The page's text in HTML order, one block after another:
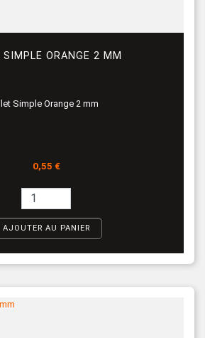
SIMPLE ORANGE 2 MM
Simple Orange 2 mm
Prix
0,55 €
AJOUTER AU PANIER